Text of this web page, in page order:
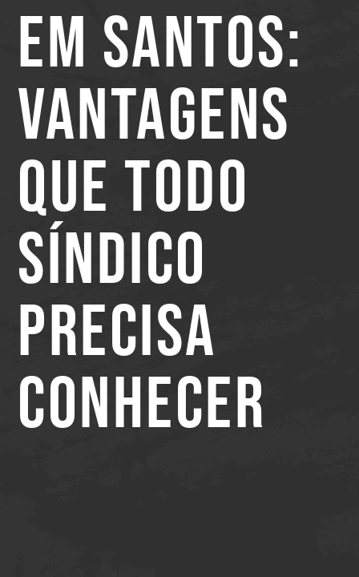
EM SANTOS:
VANTAGENS
QUE TODO
SÍNDICO
PRECISA
CONHECER